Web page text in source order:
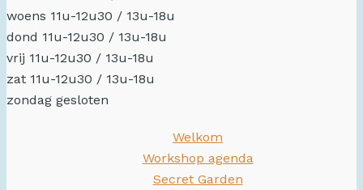
woens 11u-12u30 / 13u-18u
dond 11u-12u30 / 13u-18u
vrij 11u-12u30 / 13u-18u
zat 11u-12u30 / 13u-18u
zondag gesloten
Welkom
Workshop agenda
Secret Garden